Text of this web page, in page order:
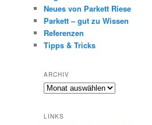
Neues von Parkett Riese
Parkett – gut zu Wissen
Referenzen
Tipps & Tricks
ARCHIV
Archiv
LINKS